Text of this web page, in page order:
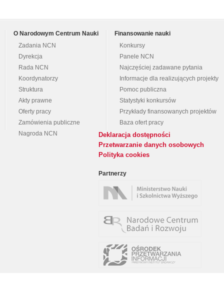
O Narodowym Centrum Nauki
Zadania NCN
Dyrekcja
Rada NCN
Koordynatorzy
Struktura
Akty prawne
Oferty pracy
Zamówienia publiczne
Nagroda NCN
Finansowanie nauki
Konkursy
Panele NCN
Najczęściej zadawane pytania
Informacje dla realizujących projekty
Pomoc publiczna
Statystyki konkursów
Przykłady finansowanych projektów
Baza ofert pracy
Deklaracja dostępności
Przetwarzanie danych osobowych
Polityka cookies
Partnerzy